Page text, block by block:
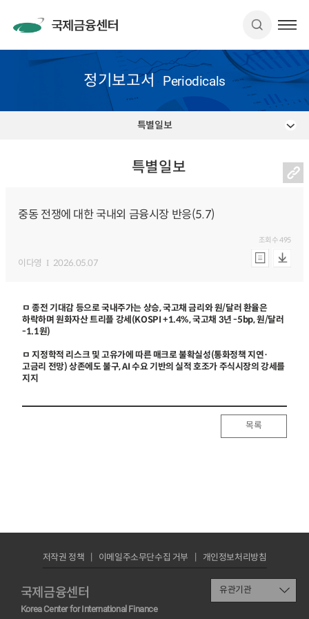
정기보고서 Periodicals
특별일보
특별일보
중동 전쟁에 대한 국내외 금융시장 반응(5.7)
이다영 2026.05.07
조회수495
ㅁ 종전 기대감 등으로 국내주가는 상승, 국고채 금리와 원/달러 환율은
하락하며 원화자산 트리플 강세(KOSPI +1.4%, 국고채 3년 -5bp, 원/달러
-1.1원)
ㅁ 지정학적 리스크 및 고유가에 따른 매크로 불확실성(통화정책 지연·
고금리 전망) 상존에도 불구, AI 수요 기반의 실적 호조가 주식시장의 강세를
지지
목록
국제금융센터
Korea Center for International Finance
저작권 정책 이메일주소무단수집 거부 개인정보처리방침
유관기관